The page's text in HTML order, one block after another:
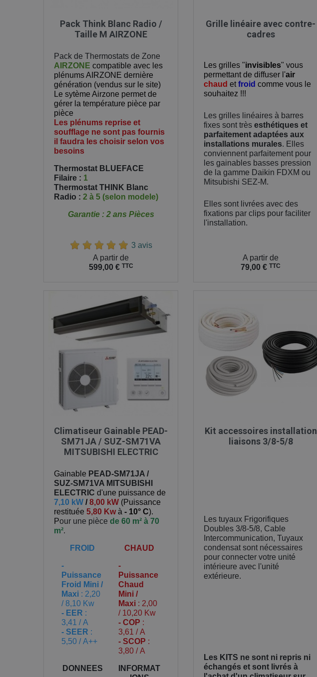
Pack Think Blanc Radio /
Taille M AIRZONE
Pack de Thermostats de Zone
AIRZONE compatible avec les
plénums AIRZONE dernière
génération (vendus sur le site)
Le sytème Airzone permet de
gérer la température pièce par
pièce
Les plénums reprise et
soufflage ne sont pas fournis
il faudra les choisir selon vos
besoins
Thermostat BLUEFACE
Filaire : 1
Thermostat THINK Blanc
Radio : 2 à 5 (selon modele)
Garantie : 2 ans Pièces
3 avis
A partir de
599,00 € TTC
Grille linéaire avec contre-
cadres
Les grilles "invisibles" vous
permettant de diffuser l'air
chaud etfroid comme vous le
souhaitez !!!
Les grilles linéaires à barres
fixes sont très esthétiques et
parfaitement adaptées aux
installations murales. Elles
conviennent parfaitement pour
les gainables basses pression
de la gamme Daikin FDXM ou
Mitsubishi SEZ-M.
Elles sont livrées avec des
fixations par clips pour faciliter
l'installation.
A partir de
79,00 € TTC
Climatiseur Gainable PEAD-
SM71JA / SUZ-SM71VA
MITSUBISHI ELECTRIC
Gainable PEAD-SM71JA /
SUZ-SM71VA MITSUBISHI
ELECTRIC d'une puissance de
7,10 kW /8,00 kW (Puissance
restituée 5,80 Kwà - 10° C).
Pour une pièce de 60 m² à 70
m².
FROID
-
Puissance
Froid Mini /
Maxi : 2,20
/ 8,10 Kw
- EER :
3,41 / A
- SEER :
5,50 / A++
CHAUD
-
Puissance
Chaud
Mini /
Maxi : 2,00
/ 10,20 Kw
- COP :
3,61 / A
- SCOP :
3,80 / A
DONNEES
INFORMAT
Kit accessoires installation
liaisons 3/8-5/8
Les tuyaux Frigorifiques
Doubles 3/8-5/8, Cable
Intercommunication, Tuyaux
condensat sont nécessaires
pour connecter votre unité
intérieure avec l'unité
extérieure.
Les KITS ne sont ni repris ni
échangés et sont livrés à